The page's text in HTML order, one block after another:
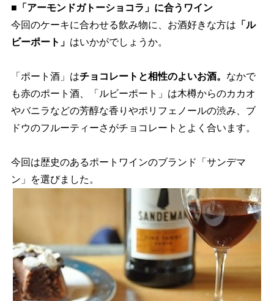
■「アーモンドガトーショコラ」に合うワイン
今回のケーキに合わせる飲み物に、お酒好きな方は 「ル
ビーポート」 はいかがでしょうか。
「ポート酒」はチョコレートと相性のよいお酒。 なかで
も赤のポート酒、「ルビーポート」は木樽からのカカオ
バニラなどの芳醇な香りやポリフェノールの渋み、ブ
ドウのフルーティーさがチョコレートとよく合います。
今回は歴史のあるポートワインのブランド「サンデマ
ン」を選びました。